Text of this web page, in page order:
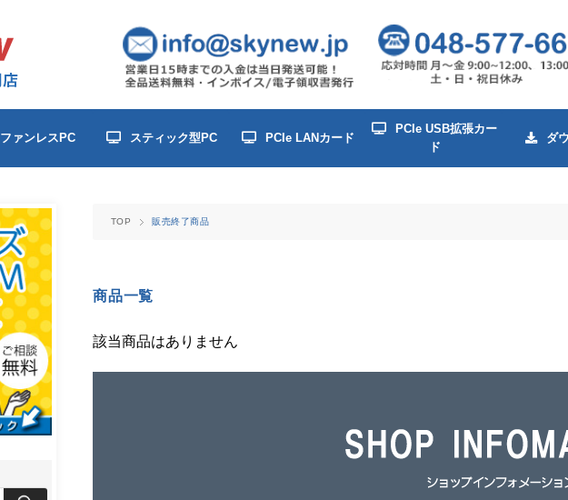
ファンレスPC スティック型PC PCIe LANカード
PCIe USB拡張カー
ド
ダ
TOP 販売終了商品
商品一覧
該当商品はありません